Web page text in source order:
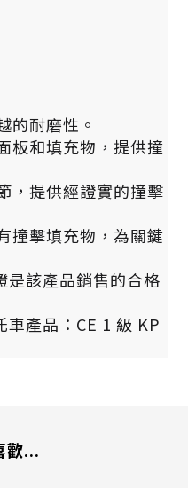
的耐磨性。
板和填充物，提供撞
，提供經證實的撞擊
撞擊填充物，為關鍵
該產品銷售的合格
產品：CE 1 級 KP
歡...